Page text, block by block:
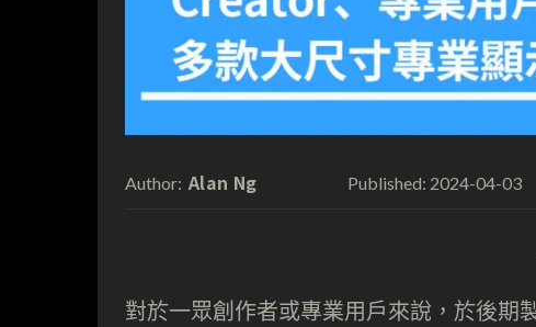
Author: Alan Ng Published: 2024-04-03
對於一眾創作者或專業用戶來說，於後期